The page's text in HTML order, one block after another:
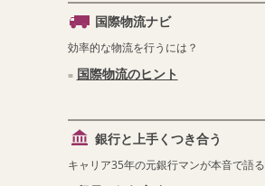
国際物流ナビ
効率的な物流を行うには？
国際物流のヒント
銀行と上手くつき合う
キャリア35年の元銀行マンが本音で語る